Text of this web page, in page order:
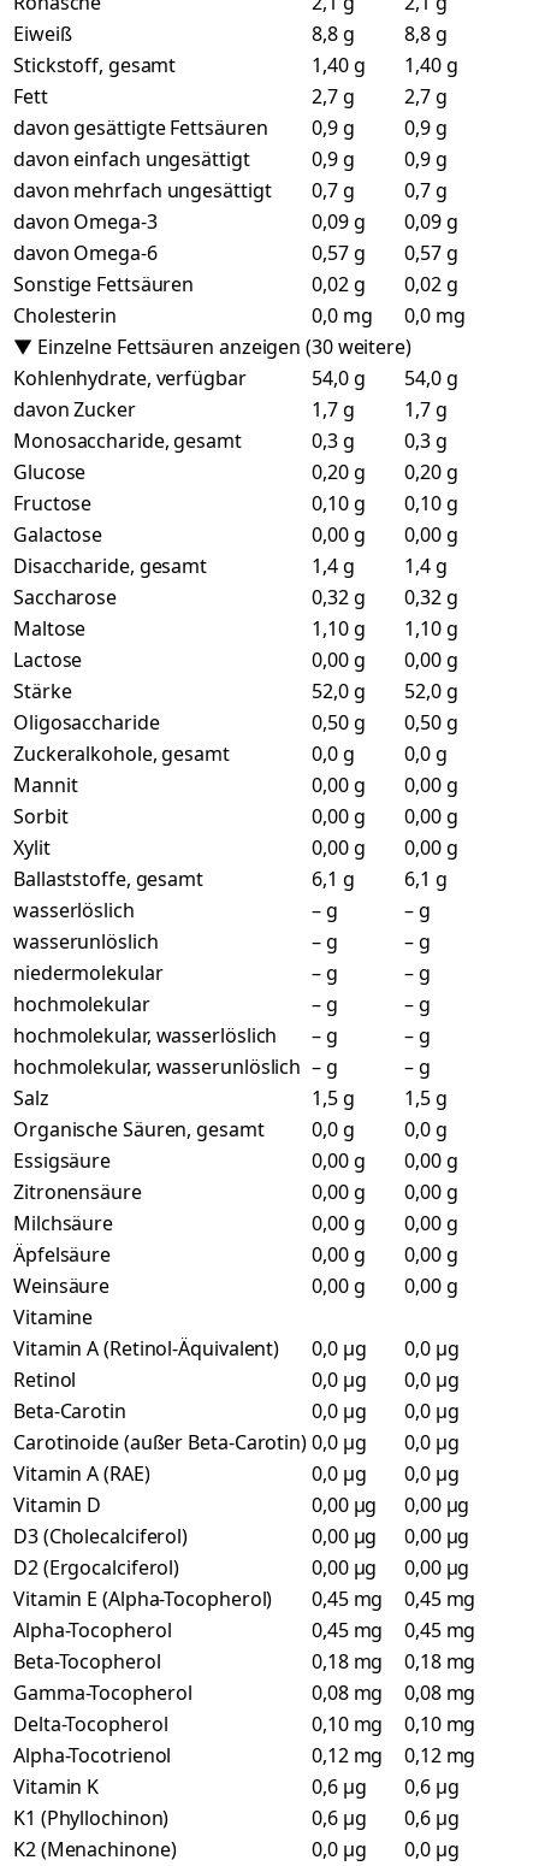
Eiweiß
8,8 g
8,8 g
Stickstoff, gesamt
1,40 g
1,40 g
Fett
2,7 g
2,7 g
davon gesättigte Fettsäuren
0,9 g
0,9 g
davon einfach ungesättigt
0,9 g
0,9 g
davon mehrfach ungesättigt
0,7 g
0,7 g
davon Omega-3
0,09 g
0,09 g
davon Omega-6
0,57 g
0,57 g
Sonstige Fettsäuren
0,02 g
0,02 g
Cholesterin
0,0 mg
0,0 mg
▼ Einzelne Fettsäuren anzeigen (30 weitere)
Kohlenhydrate, verfügbar
54,0 g
54,0 g
davon Zucker
1,7 g
1,7 g
Monosaccharide, gesamt
0,3 g
0,3 g
Glucose
0,20 g
0,20 g
Fructose
0,10 g
0,10 g
Galactose
0,00 g
0,00 g
Disaccharide, gesamt
1,4 g
1,4 g
Saccharose
0,32 g
0,32 g
Maltose
1,10 g
1,10 g
Lactose
0,00 g
0,00 g
Stärke
52,0 g
52,0 g
Oligosaccharide
0,50 g
0,50 g
Zuckeralkohole, gesamt
0,0 g
0,0 g
Mannit
0,00 g
0,00 g
Sorbit
0,00 g
0,00 g
Xylit
0,00 g
0,00 g
Ballaststoffe, gesamt
6,1 g
6,1 g
wasserlöslich
– g
– g
wasserunlöslich
– g
– g
niedermolekular
– g
– g
hochmolekular
– g
– g
hochmolekular, wasserlöslich
– g
– g
hochmolekular, wasserunlöslich – g
– g
Salz
1,5 g
1,5 g
Organische Säuren, gesamt
0,0 g
0,0 g
Essigsäure
0,00 g
0,00 g
Zitronensäure
0,00 g
0,00 g
Milchsäure
0,00 g
0,00 g
Äpfelsäure
0,00 g
0,00 g
Weinsäure
0,00 g
0,00 g
Vitamine
Vitamin A (Retinol-Äquivalent)
0,0 µg
0,0 µg
Retinol
0,0 µg
0,0 µg
Beta-Carotin
0,0 µg
0,0 µg
Carotinoide (außer Beta-Carotin)0,0 µg
0,0 µg
Vitamin A (RAE)
0,0 µg
0,0 µg
Vitamin D
0,00 µg
0,00 µg
D3 (Cholecalciferol)
0,00 µg
0,00 µg
D2 (Ergocalciferol)
0,00 µg
0,00 µg
Vitamin E (Alpha-Tocopherol)
0,45 mg
0,45 mg
Alpha-Tocopherol
0,45 mg
0,45 mg
Beta-Tocopherol
0,18 mg
0,18 mg
Gamma-Tocopherol
0,08 mg
0,08 mg
Delta-Tocopherol
0,10 mg
0,10 mg
Alpha-Tocotrienol
0,12 mg
0,12 mg
Vitamin K
0,6 µg
0,6 µg
K1 (Phyllochinon)
0,6 µg
0,6 µg
K2 (Menachinone)
0,0 µg
0,0 µg